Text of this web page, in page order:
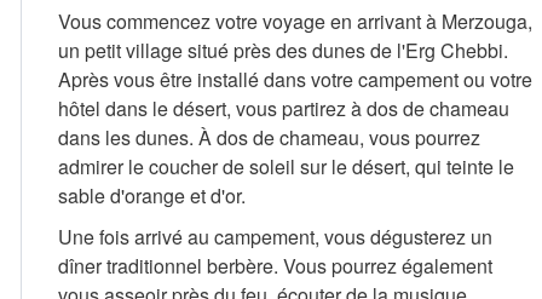
Vous commencez votre voyage en arrivant à Merzouga,
un petit village situé près des dunes de l'Erg Chebbi.
Après vous être installé dans votre campement ou votre
hôtel dans le désert, vous partirez à dos de chameau
dans les dunes. À dos de chameau, vous pourrez
admirer le coucher de soleil sur le désert, qui teinte le
sable d'orange et d'or.
Une fois arrivé au campement, vous dégusterez un
dîner traditionnel berbère. Vous pourrez également